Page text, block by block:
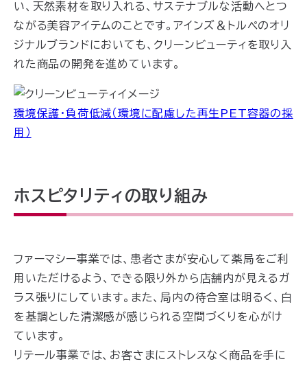
い、天然素材を取り入れる、サステナブルな活動へとつ
ながる美容アイテムのことです。アインズ＆トルペのオリ
ジナルブランドにおいても、クリーンビューティを取り入
れた商品の開発を進めています。
環境保護・負荷低減（環境に配慮した再生PET容器の採
用）
ホスピタリティの取り組み
ファーマシー事業では、患者さまが安心して薬局をご利
用いただけるよう、できる限り外から店舗内が見えるガ
ラス張りにしています。また、局内の待合室は明るく、白
を基調とした清潔感が感じられる空間づくりを心がけ
ています。
リテール事業では、お客さまにストレスなく商品を手に